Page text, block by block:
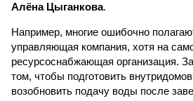
Алёна Цыганкова.
Например, многие ошибочно
управляющая компания, хотя на
ресурсоснабжающая организация.
том, чтобы подготовить
возобновить подачу воды после